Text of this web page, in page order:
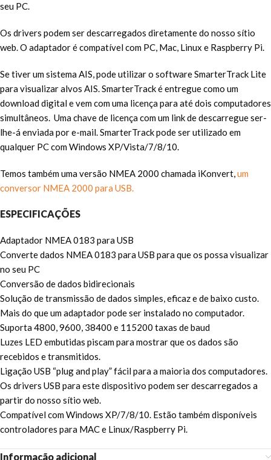
seu PC.
Os drivers podem ser descarregados diretamente do nosso sítio
web. O adaptador é compatível com PC, Mac, Linux e Raspberry Pi.
Se tiver um sistema AIS, pode utilizar o software SmarterTrack Lite
para visualizar alvos AIS. SmarterTrack é entregue como um
download digital e vem com uma licença para até dois computadores
simultâneos. Uma chave de licença com um link de descarregue ser-
lhe-á enviada por e-mail. SmarterTrack pode ser utilizado em
qualquer PC com Windows XP/Vista/7/8/10.
Temos também uma versão NMEA 2000 chamada iKonvert,um
conversor NMEA 2000 para USB.
ESPECIFICAÇÕES
Adaptador NMEA 0183 para USB
Converte dados NMEA 0183 para USB para que os possa visualizar
no seu PC
Conversão de dados bidirecionais
Solução de transmissão de dados simples, eficaz e de baixo custo.
Mais do que um adaptador pode ser instalado no computador.
Suporta 4800, 9600, 38400 e 115200 taxas de baud
Luzes LED embutidas piscam para mostrar que os dados são
recebidos e transmitidos.
Ligação USB “plug and play” fácil para a maioria dos computadores.
Os drivers USB para este dispositivo podem ser descarregados a
partir do nosso sítio web.
Compatível com Windows XP/7/8/10. Estão também disponíveis
controladores para MAC e Linux/Raspberry Pi.
Informação adicional